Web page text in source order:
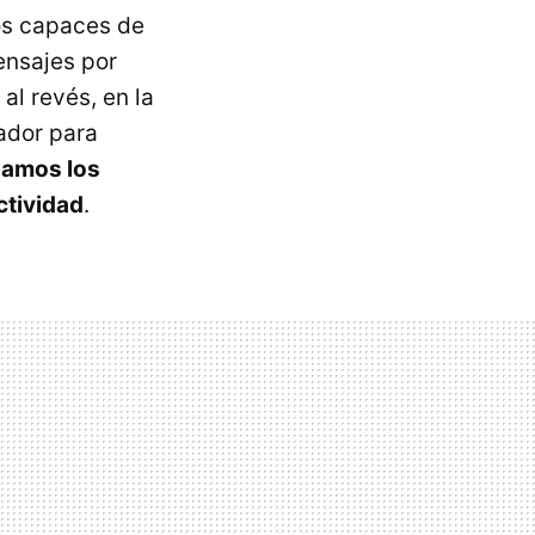
capaces de
por
revés, en la
para
los
.